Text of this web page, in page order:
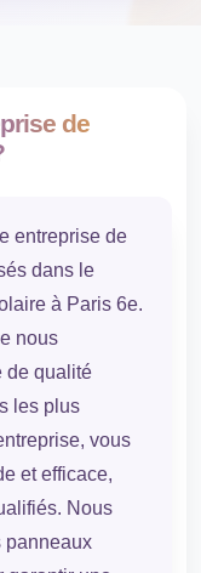
de
entreprise de
dans le
à Paris 6e.
nous
de qualité
les plus
vous
et efficace,
Nous
panneaux